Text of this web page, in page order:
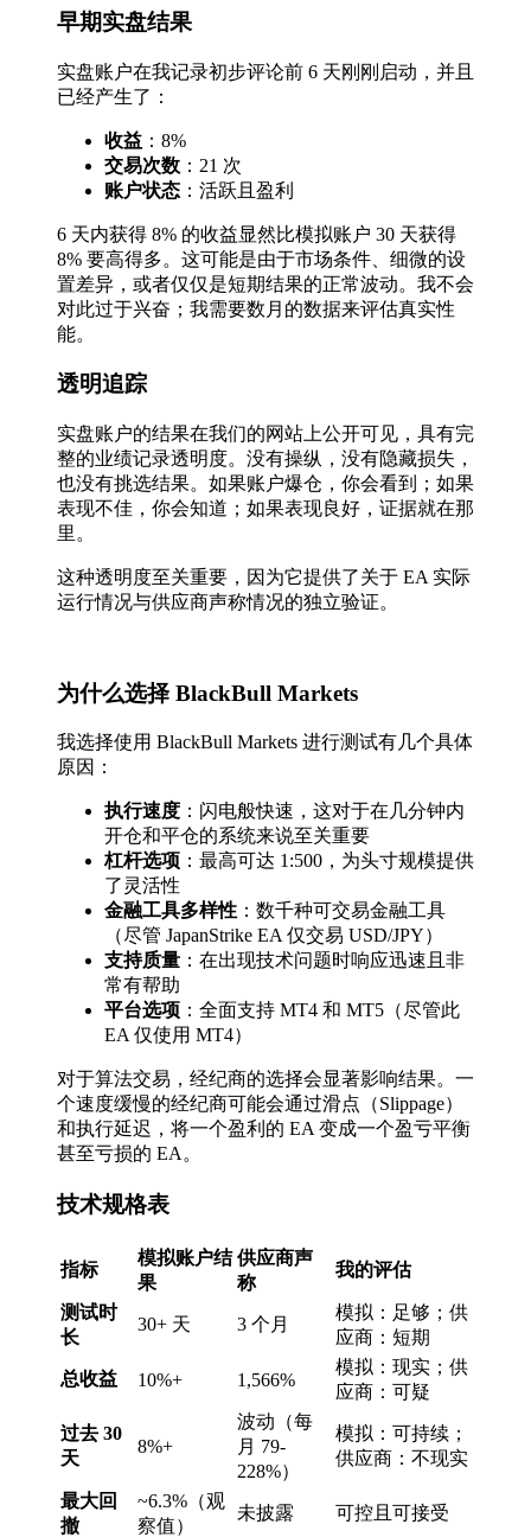
早期实盘结果
实盘账户在我记录初步评论前 6 天刚刚启动，并且
已经产生了：
收益 ：8%
交易次数 ：21 次
账户状态 ：活跃且盈利
6 天内获得 8% 的收益显然比模拟账户 30 天获得
8% 要高得多。这可能是由于市场条件、细微的设
置差异，或者仅仅是短期结果的正常波动。我不会
对此过于兴奋；我需要数月的数据来评估真实性
能。
透明追踪
实盘账户的结果在我们的网站上公开可见，具有完
整的业绩记录透明度。没有操纵，没有隐藏损失，
也没有挑选结果。如果账户爆仓，你会看到；如果
表现不佳，你会知道；如果表现良好，证据就在那
里。
这种透明度至关重要，因为它提供了关于 EA 实际
运行情况与供应商声称情况的独立验证。
为什么选择 BlackBull Markets
我选择使用 BlackBull Markets 进行测试有几个具体
原因：
执行速度 ：闪电般快速，这对于在几分钟内
开仓和平仓的系统来说至关重要
杠杆选项 ：最高可达 1:500，为头寸规模提供
了灵活性
金融工具多样性 ：数千种可交易金融工具
（尽管 JapanStrike EA 仅交易 USD/JPY）
支持质量 ：在出现技术问题时响应迅速且非
常有帮助
平台选项 ：全面支持 MT4 和 MT5（尽管此
EA 仅使用 MT4）
对于算法交易，经纪商的选择会显著影响结果。一
个速度缓慢的经纪商可能会通过滑点（Slippage）
和执行延迟，将一个盈利的 EA 变成一个盈亏平衡
甚至亏损的 EA。
技术规格表
指标
模拟账户结
果
供应商声
称
我的评估
测试时
长
30+ 天 3 个月
模拟：足够；供
应商：短期
总收益 10%+ 1,566%
模拟：现实；供
应商：可疑
过去 30
天
8%+
波动（每
月 79-
228%）
模拟：可持续；
供应商：不现实
最大回
撤
~6.3%（观
察值）
未披露 可控且可接受